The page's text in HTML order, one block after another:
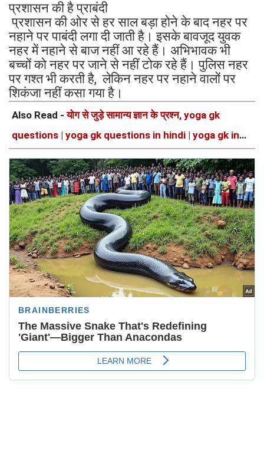
प्रशासन की है प्राबंदी
प्रशासन की ओर से हर साल बड़ा होने के बाद नहर पर
नहाने पर पाबंदी लगा दी जाती है। इसके बावजूद युवक
नहर में नहाने से बाज नहीं आ रहे हैं। अभिभावक भी
बच्चों को नहर पर जाने से नहीं टोक रहे हैं। पुलिस नहर
पर गश्त भी करती है, लेकिन नहर पर नहाने वालों पर
शिकंजा नहीं कसा गया है।
Also Read -योग से जुड़े सामान्य ज्ञान के प्रश्न, yoga gk
questions | yoga gk questions in hindi | yoga gk in
hindi |